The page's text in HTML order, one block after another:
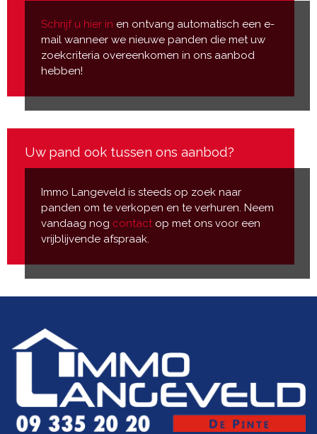
Schrijf u hier in en ontvang automatisch een e-
mail wanneer we nieuwe panden die met uw
zoekcriteria overeenkomen in ons aanbod
hebben!
Uw pand ook tussen ons aanbod?
Immo Langeveld is steeds op zoek naar
panden om te verkopen en te verhuren. Neem
vandaag nog contactop met ons voor een
vrijblijvende afspraak.